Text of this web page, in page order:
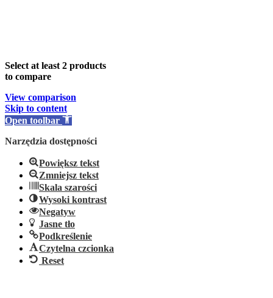
Select at least 2 products
to compare
View comparison
Skip to content
Open toolbar
Narzędzia dostępności
Powiększ tekst
Zmniejsz tekst
Skala szarości
Wysoki kontrast
Negatyw
Jasne tło
Podkreślenie
Czytelna czcionka
Reset